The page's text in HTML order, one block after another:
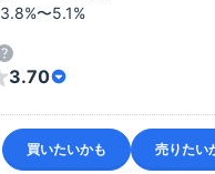
3.8%〜5.1%
3.70
買いたいかも 売りたい